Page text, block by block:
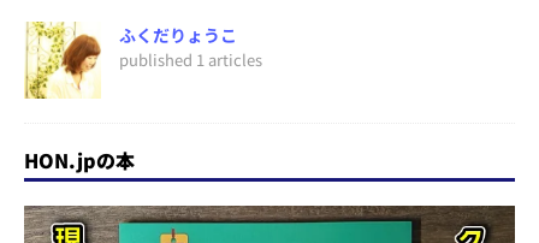
ふくだりょうこ
published 1 articles
HON.jpの本